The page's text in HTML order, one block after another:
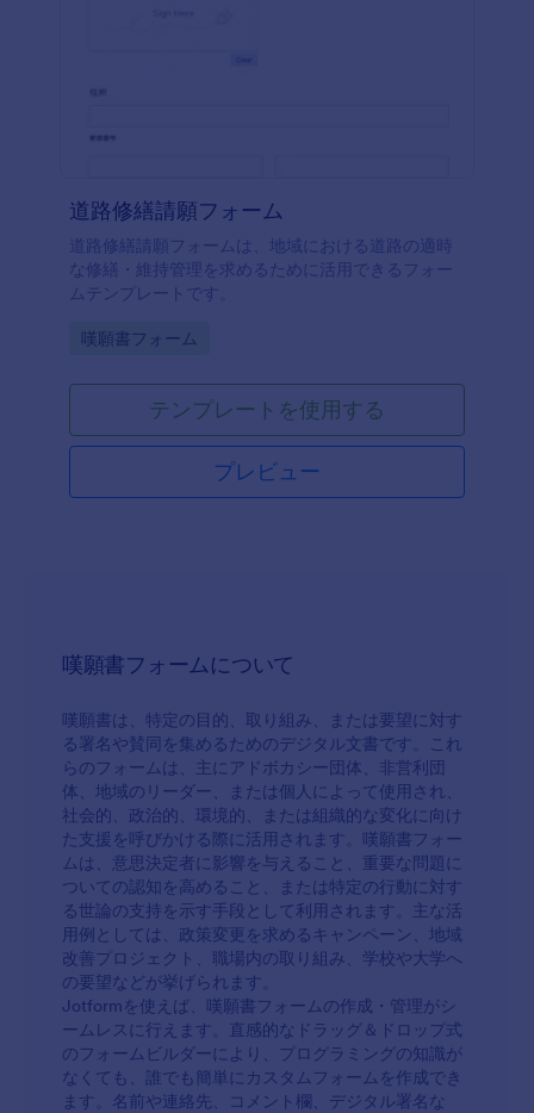
道路修繕請願フォーム
道路修繕請願フォームは、地域における道路の適時
な修繕・維持管理を求めるために活用できるフォー
ムテンプレートです。
Go to Category:
嘆願書フォーム
テンプレートを使用する
プレビュー
嘆願書フォームについて
嘆願書は、特定の目的、取り組み、または要望に対す
る署名や賛同を集めるためのデジタル文書です。これ
らのフォームは、主にアドボカシー団体、非営利団
体、地域のリーダー、または個人によって使用され、
社会的、政治的、環境的、または組織的な変化に向け
た支援を呼びかける際に活用されます。嘆願書フォー
ムは、意思決定者に影響を与えること、重要な問題に
ついての認知を高めること、または特定の行動に対す
る世論の支持を示す手段として利用されます。主な活
用例としては、政策変更を求めるキャンペーン、地域
改善プロジェクト、職場内の取り組み、学校や大学へ
の要望などが挙げられます。
Jotformを使えば、嘆願書フォームの作成・管理がシ
ームレスに行えます。直感的なドラッグ＆ドロップ式
のフォームビルダーにより、プログラミングの知識が
なくても、誰でも簡単にカスタムフォームを作成でき
ます。名前や連絡先、コメント欄、デジタル署名な